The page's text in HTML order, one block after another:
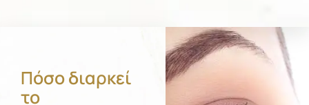
Πόσο διαρκεί
το